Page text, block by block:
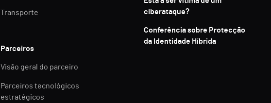
Transporte
Parceiros
Visão geral do parceiro
Parceiros tecnológicos
estratégicos
ciberataque?
Conferência sobre Protecção
da Identidade Híbrida